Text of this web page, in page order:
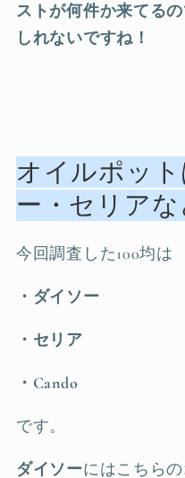
ストが何件か来てる
しれないですね！
オイルポット
ー・セリア
今回調査した100均は
・ダイソー
・セリア
・Cando
です。
ダイソーにはこちら